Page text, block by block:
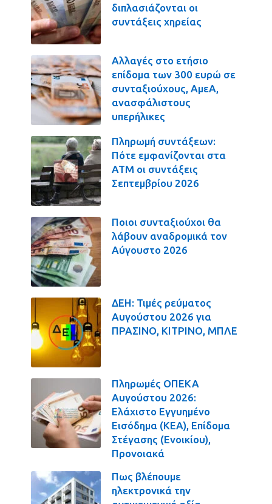
διπλασιάζονται οι
συντάξεις χηρείας
Αλλαγές στο ετήσιο
επίδομα των 300 ευρώ σε
συνταξιούχους, ΑμεΑ,
ανασφάλιστους
υπερήλικες
Πληρωμή συντάξεων:
Πότε εμφανίζονται στα
ΑΤΜ οι συντάξεις
Σεπτεμβρίου 2026
Ποιοι συνταξιούχοι θα
λάβουν αναδρομικά τον
Αύγουστο 2026
ΔΕΗ: Τιμές ρεύματος
Αυγούστου 2026 για
ΠΡΑΣΙΝΟ, ΚΙΤΡΙΝΟ, ΜΠΛΕ
Πληρωμές ΟΠΕΚΑ
Αυγούστου 2026:
Ελάχιστο Εγγυημένο
Εισόδημα (ΚΕΑ), Επίδομα
Στέγασης (Ενοικίου),
Προνοιακά
Πως βλέπουμε
ηλεκτρονικά την